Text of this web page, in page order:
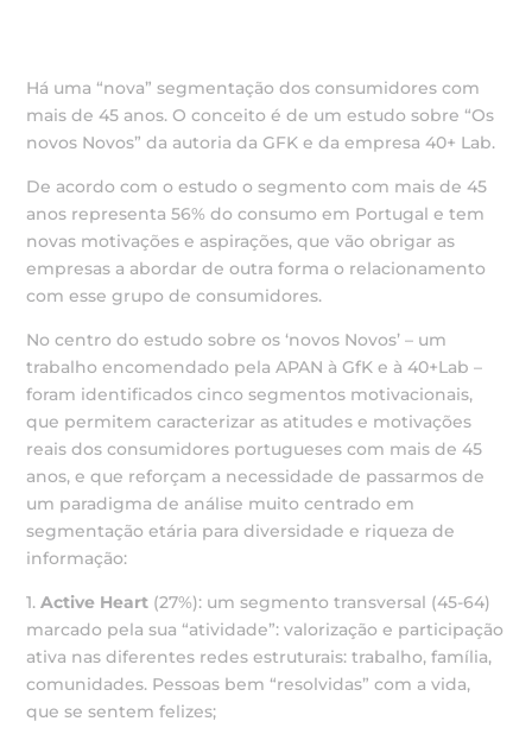
Há uma “nova” segmentação dos consumidores com
mais de 45 anos. O conceito é de um estudo sobre “Os
novos Novos” da autoria da GFK e da empresa 40+ Lab.
De acordo com o estudo o segmento com mais de 45
anos representa 56% do consumo em Portugal e tem
novas motivações e aspirações, que vão obrigar as
empresas a abordar de outra forma o relacionamento
com esse grupo de consumidores.
No centro do estudo sobre os ‘novos Novos’ – um
trabalho encomendado pela APAN à GfK e à 40+Lab –
foram identificados cinco segmentos motivacionais,
que permitem caracterizar as atitudes e motivações
reais dos consumidores portugueses com mais de 45
anos, e que reforçam a necessidade de passarmos de
um paradigma de análise muito centrado em
segmentação etária para diversidade e riqueza de
informação:
1.Active Heart (27%): um segmento transversal (45-64)
marcado pela sua “atividade”: valorização e participação
ativa nas diferentes redes estruturais: trabalho, família,
comunidades. Pessoas bem “resolvidas” com a vida,
que se sentem felizes;